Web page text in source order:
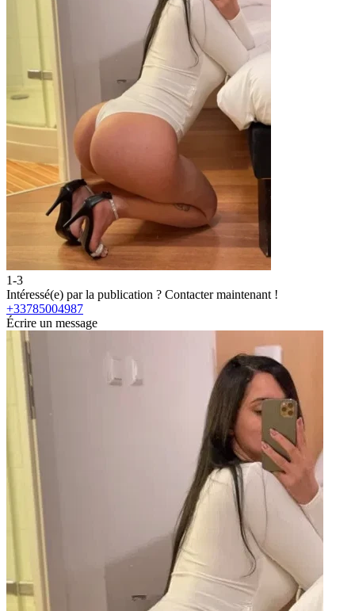
1-3
Intéressé(e) par la publication ? Contacter maintenant !
+33785004987
Écrire un message